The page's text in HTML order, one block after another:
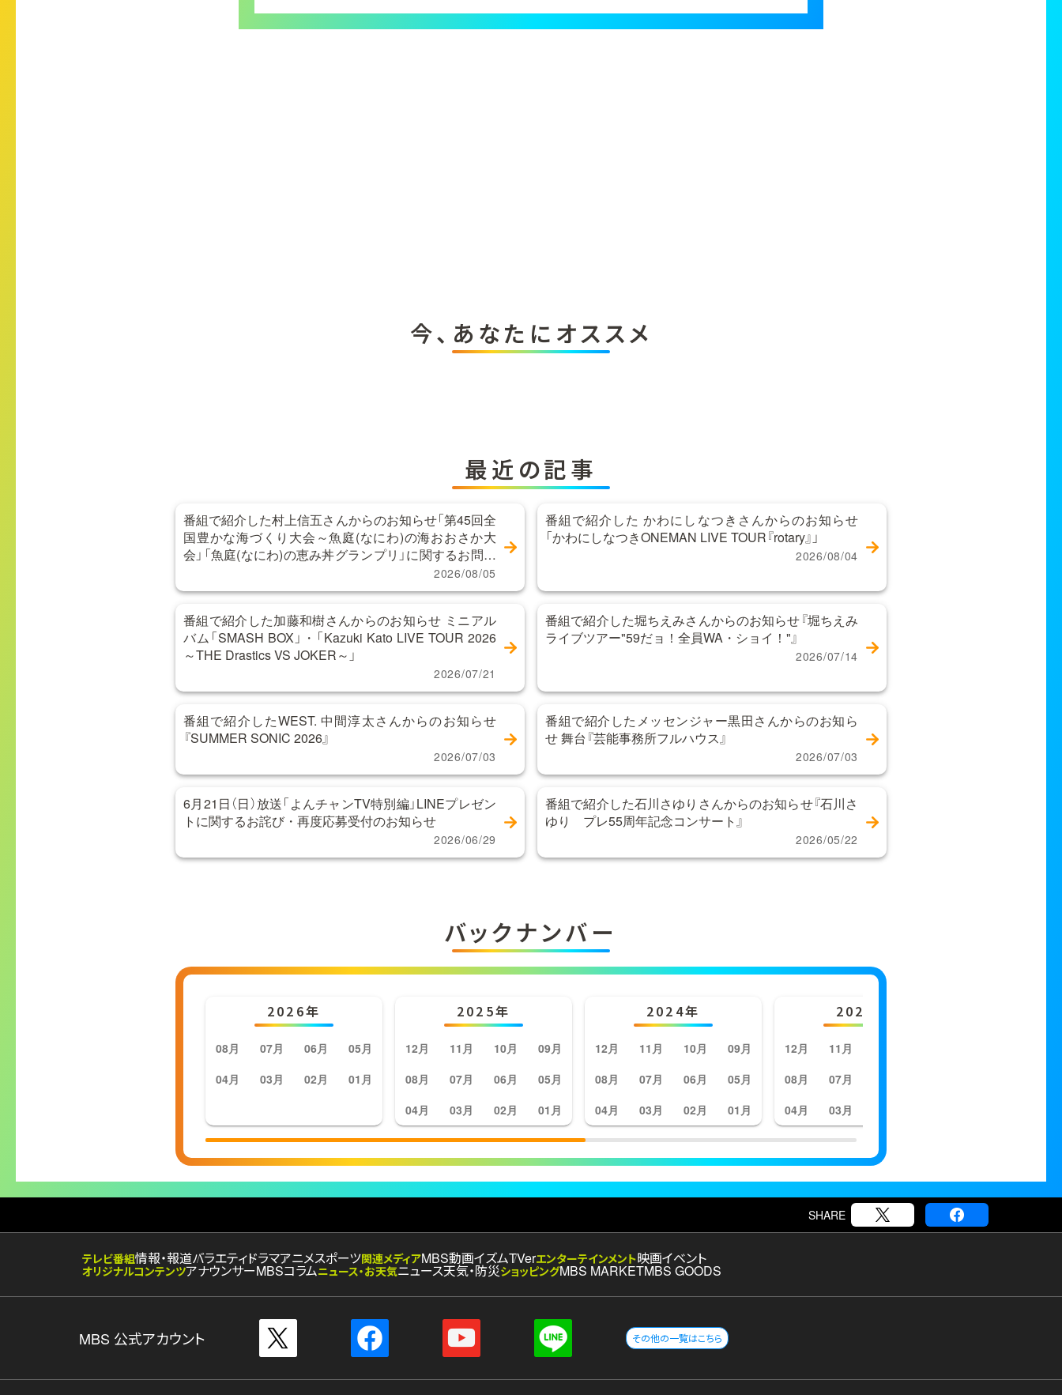
今、あなたにオススメ
最近の記事
番組で紹介した村上信五さんからのお知らせ「第45回全
国豊かな海づくり大会～魚庭(なにわ)の海おおさか大
会」「魚庭(なにわ)の恵み丼グランプリ」に関するお問い
2026/08/05
番組で紹介した かわにしなつきさんからのお知らせ
「かわにしなつきONEMAN LIVE TOUR『rotary』」
2026/08/04
番組で紹介した加藤和樹さんからのお知らせ ミニアル
バム「SMASH BOX」・「Kazuki Kato LIVE TOUR 2026
～THE Drastics VS JOKER～」
2026/07/21
番組で紹介した堀ちえみさんからのお知らせ『堀ちえみ
ライブツアー"59だョ！全員WA・ショイ！"』
2026/07/14
番組で紹介したWEST. 中間淳太さんからのお知らせ
『SUMMER SONIC 2026』
2026/07/03
番組で紹介したメッセンジャー黒田さんからのお知ら
せ 舞台『芸能事務所フルハウス』
2026/07/03
6月21日（日）放送「よんチャンTV特別編」LINEプレゼン
トに関するお詫び・再度応募受付のお知らせ
2026/06/29
番組で紹介した石川さゆりさんからのお知らせ『石川さ
ゆり プレ55周年記念コンサート』
2026/05/22
バックナンバー
2026年
08月 07月 06月
05月
04月
03月 02月 01月
2025年
12月 11月 10月
09月
08月
07月 06月
05月
04月
03月 02月 01月
2024年
12月 11月 10月
09月
08月
07月 06月
05月
04月
03月 02月 01月
2023年
12月 11月
08月
07月
04月
03月
SHARE
テレビ番組情報・報道バラエティドラマアニメスポーツ関連メディアMBS動画イズムTVerエンターテインメント映画イベント
オリジナルコンテンツアナウンサーMBSコラムニュース・お天気ニュース天気・防災ショッピングMBS MARKETMBS GOODS
MBS 公式アカウント その他の一覧はこちら